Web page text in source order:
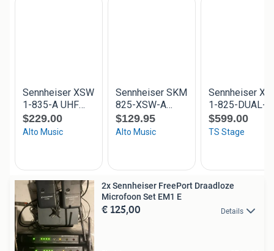
2x Sennheiser FreePort Draadloze
Microfoon Set EM1 E
€ 125,00 Details